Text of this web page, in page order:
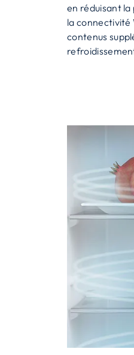
en réduisant
la connectivité
contenus